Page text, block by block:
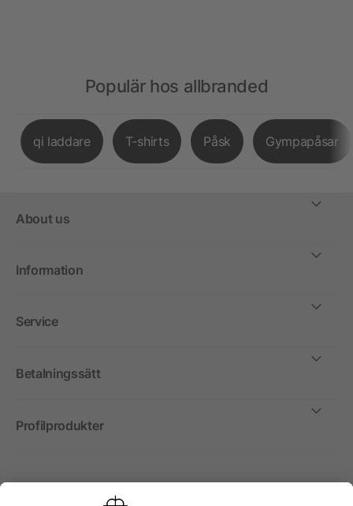
Populär hos allbranded
qi laddare T-shirts Påsk Gympapåsar
About us
Information
Service
Betalningssätt
Profilprodukter
Internationellt